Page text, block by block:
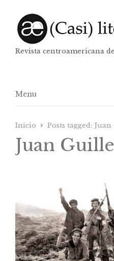
Revista centroamericana
Menú
Menu
Inicio Posts tagged: Juan
Juan